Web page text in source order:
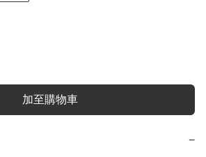
加至購物車
−